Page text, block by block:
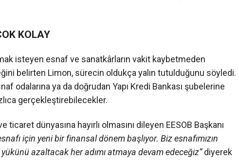
KOLAY
isteyen esnaf ve sanatkârların vakit kaybetmeden
belirten Limon, sürecin oldukça yalın tutulduğunu söyledi.
odalarına ya da doğrudan Yapı Kredi Bankası şubelerine
gerçekleştirebilecekler.
ticaret dünyasına hayırlı olmasını dileyen EESOB Başkanı
için yeni bir finansal dönem başlıyor. Biz esnafımızın
azaltacak her adımı atmaya devam edeceğiz”diyerek